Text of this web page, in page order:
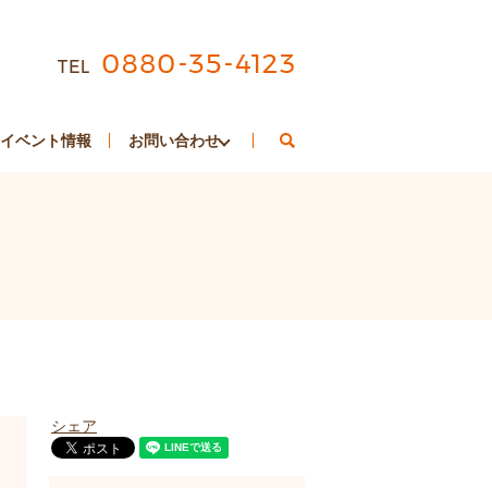
イベント情報 お問い合わせ
シェア